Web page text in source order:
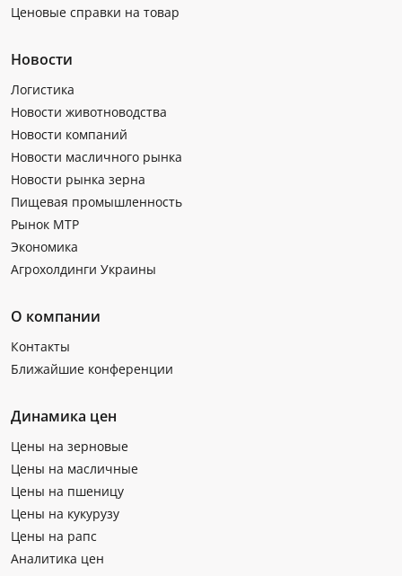
Ценовые справки на товар
Новости
Логистика
Новости животноводства
Новости компаний
Новости масличного рынка
Новости рынка зерна
Пищевая промышленность
Рынок МТР
Экономика
Агрохолдинги Украины
О компании
Контакты
Ближайшие конференции
Динамика цен
Цены на зерновые
Цены на масличные
Цены на пшеницу
Цены на кукурузу
Цены на рапс
Аналитика цен